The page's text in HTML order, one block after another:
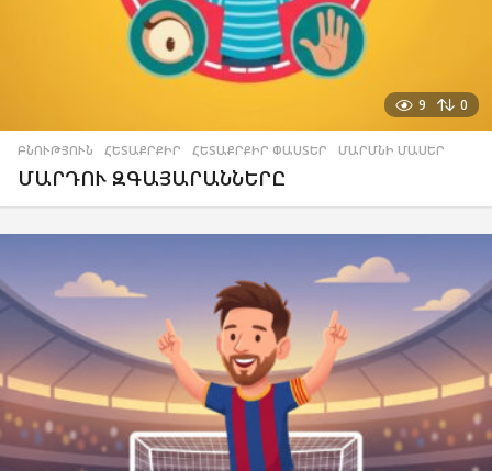
9 0
ԲՆՈՒԹՅՈՒՆ ,ՀԵՏԱՔՐՔԻՐ ,ՀԵՏԱՔՐՔԻՐ ՓԱՍՏԵՐ ,ՄԱՐՄՆԻ ՄԱՍԵՐ
ՄԱՐԴՈՒ ԶԳԱՅԱՐԱՆՆԵՐԸ